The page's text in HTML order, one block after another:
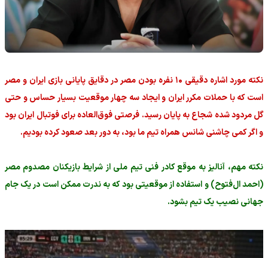
نکته مورد اشاره دقیقی ۱۰ نفره بودن مصر در دقایق پایانی بازی ایران و مصر
است که با حملات مکرر ایران و ایجاد سه چهار موقعیت بسیار حساس و حتی
گل مردود شده شجاع به پایان رسید. فرصتی فوق‌العاده برای فوتبال ایران بود
و اگر کمی چاشنی شانس همراه تیم ما بود، به دور بعد صعود کرده بودیم.
نکته مهم، آنالیز به موقع کادر فنی تیم ملی از شرایط بازیکنان مصدوم مصر
(احمد ال‌فتوح) و استفاده از موقعیتی بود که به ندرت ممکن است در یک جام
جهانی نصیب یک تیم بشود.